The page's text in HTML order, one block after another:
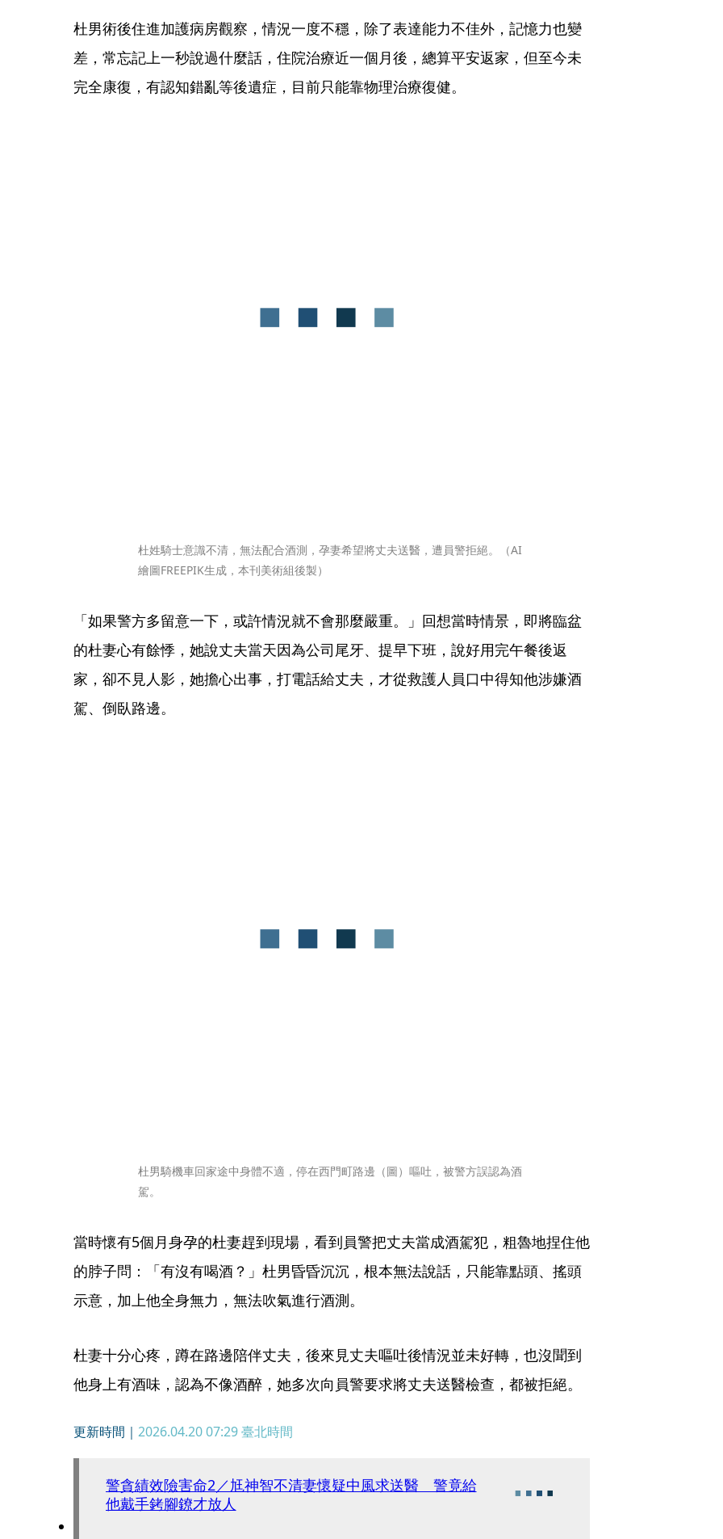
杜男術後住進加護病房觀察，情況一度不穩，除了表達能力不佳外，記憶力也變
差，常忘記上一秒說過什麼話，住院治療近一個月後，總算平安返家，但至今未
完全康復，有認知錯亂等後遺症，目前只能靠物理治療復健。
杜姓騎士意識不清，無法配合酒測，孕妻希望將丈夫送醫，遭員警拒絕。（AI
繪圖FREEPIK生成，本刊美術組後製）
「如果警方多留意一下，或許情況就不會那麼嚴重。」回想當時情景，即將臨盆
的杜妻心有餘悸，她說丈夫當天因為公司尾牙、提早下班，說好用完午餐後返
家，卻不見人影，她擔心出事，打電話給丈夫，才從救護人員口中得知他涉嫌酒
駕、倒臥路邊。
杜男騎機車回家途中身體不適，停在西門町路邊（圖）嘔吐，被警方誤認為酒
駕。
當時懷有5個月身孕的杜妻趕到現場，看到員警把丈夫當成酒駕犯，粗魯地捏住他
的脖子問：「有沒有喝酒？」杜男昏昏沉沉，根本無法說話，只能靠點頭、搖頭
示意，加上他全身無力，無法吹氣進行酒測。
杜妻十分心疼，蹲在路邊陪伴丈夫，後來見丈夫嘔吐後情況並未好轉，也沒聞到
他身上有酒味，認為不像酒醉，她多次向員警要求將丈夫送醫檢查，都被拒絕。
更新時間｜ 2026.04.20 07:29臺北時間
警貪績效險害命2／尪神智不清妻懷疑中風求送醫 警竟給
他戴手銬腳鐐才放人